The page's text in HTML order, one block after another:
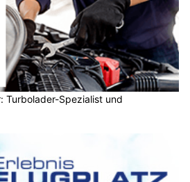
Turbolader-Spezialist und